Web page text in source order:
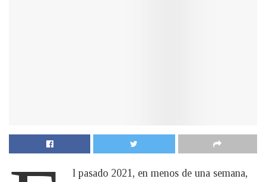
l pasado 2021, en menos de una semana,